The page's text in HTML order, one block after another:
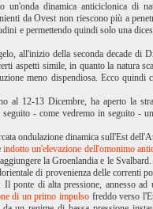
dinamica anticiclonica di
da Ovest non riescono più a
e permettendo quindi solo una
all'inizio della seconda decade di
aspetti simile, in quanto la natura
meno dispendiosa. Ecco quindi
al 12-13 Dicembre, ha aperto la
seguito - come vedremo in seguito -
ondulazione dinamica sull'Est
indotto un'elevazione dell'omonimo
la Groenlandia e le
di provenienza delle correnti
ponte di alta pressione, annesso ad
di un primo impulso freddo verso